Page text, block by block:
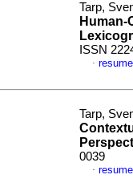
Tarp,
Human-
ISSN
·
Tarp,
0039
·